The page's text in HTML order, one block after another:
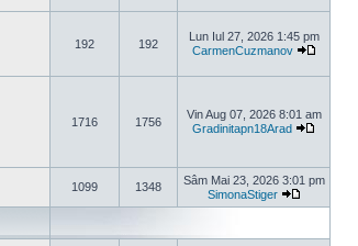
192 192
Lun Iul 27, 2026 1:45 pm
CarmenCuzmanov
1716 1756
Vin Aug 07, 2026 8:01 am
Gradinitapn18Arad
1099 1348
Sâm Mai 23, 2026 3:01 pm
SimonaStiger
Vezi